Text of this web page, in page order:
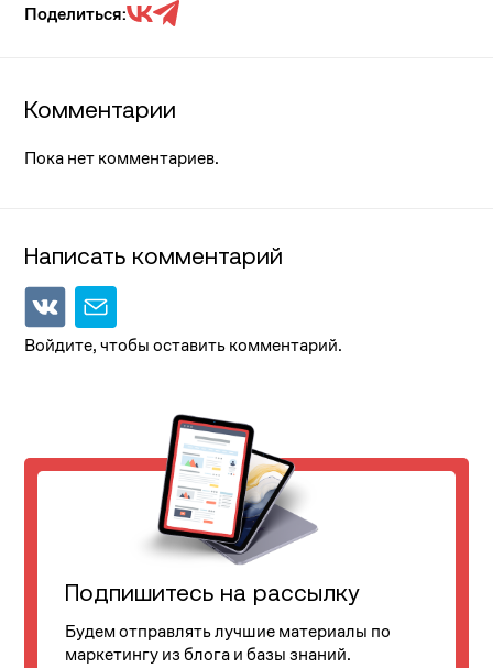
Поделиться:
Комментарии
Пока нет комментариев.
Написать комментарий
Войдите, чтобы оставить комментарий.
Подпишитесь на рассылку
Будем отправлять лучшие материалы по
маркетингу из блога и базы знаний.